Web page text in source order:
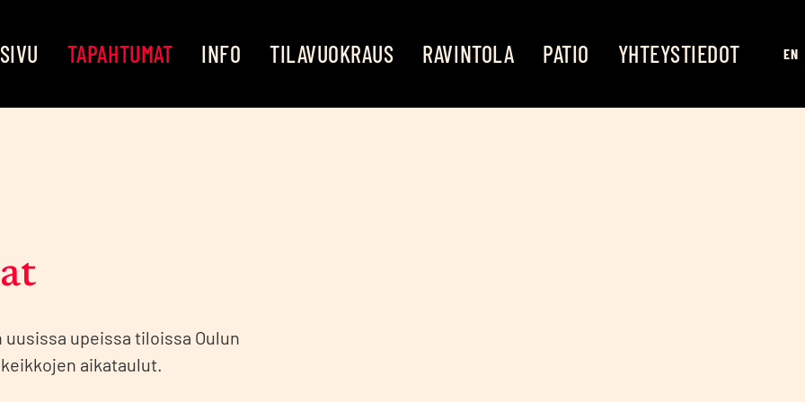
TAPAH­TU­MAT INFO TILA­VUO­KRAUS RAVIN­TO­LA PATIO YHTEYS­TIE­DOT EN
upeis­sa tilois­sa Oulun
aika­tau­lut.